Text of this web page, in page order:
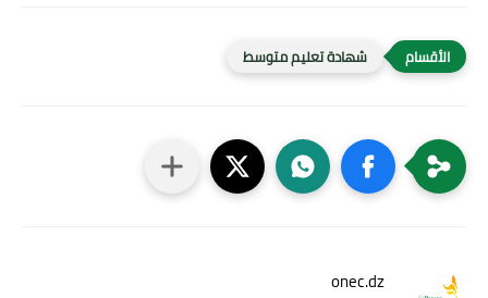
شهادة تعليم متوسط
onec.dz